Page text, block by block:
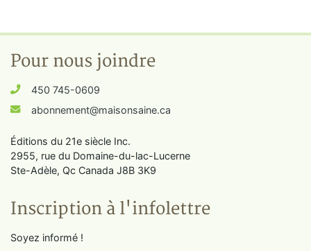
Pour nous joindre
450 745-0609
abonnement@maisonsaine.ca
Éditions du 21e siècle Inc.
2955, rue du Domaine-du-lac-Lucerne
Ste-Adèle, Qc Canada J8B 3K9
Inscription à l'infolettre
Soyez informé !